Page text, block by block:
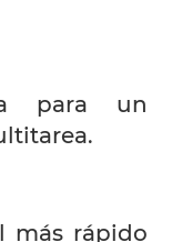
para un
más rápido